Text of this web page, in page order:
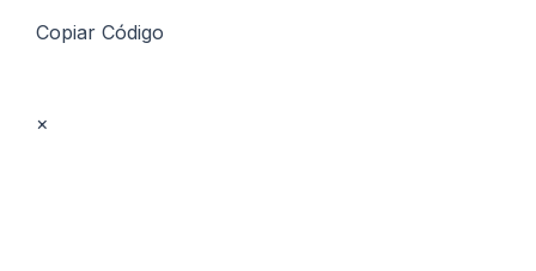
Copiar Código
×